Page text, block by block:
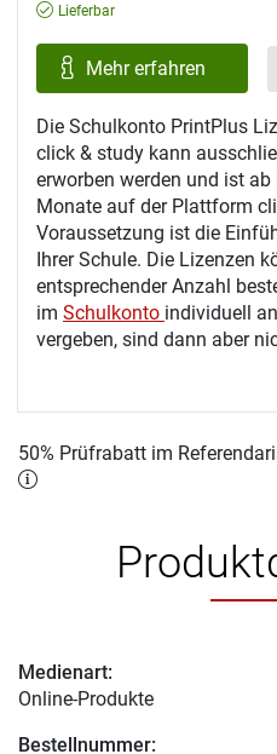
Lieferbar
Mehr erfahren
Die Schulkonto PrintPlus
click & study kann
erworben werden und ist
Monate auf der Plattform
Voraussetzung ist die
Ihrer Schule. Die Lizenzen
entsprechender Anzahl
im Schulkonto individuell
vergeben, sind dann aber
50% Prüfrabatt im
Medienart:
Online-Produkte
Bestellnummer: